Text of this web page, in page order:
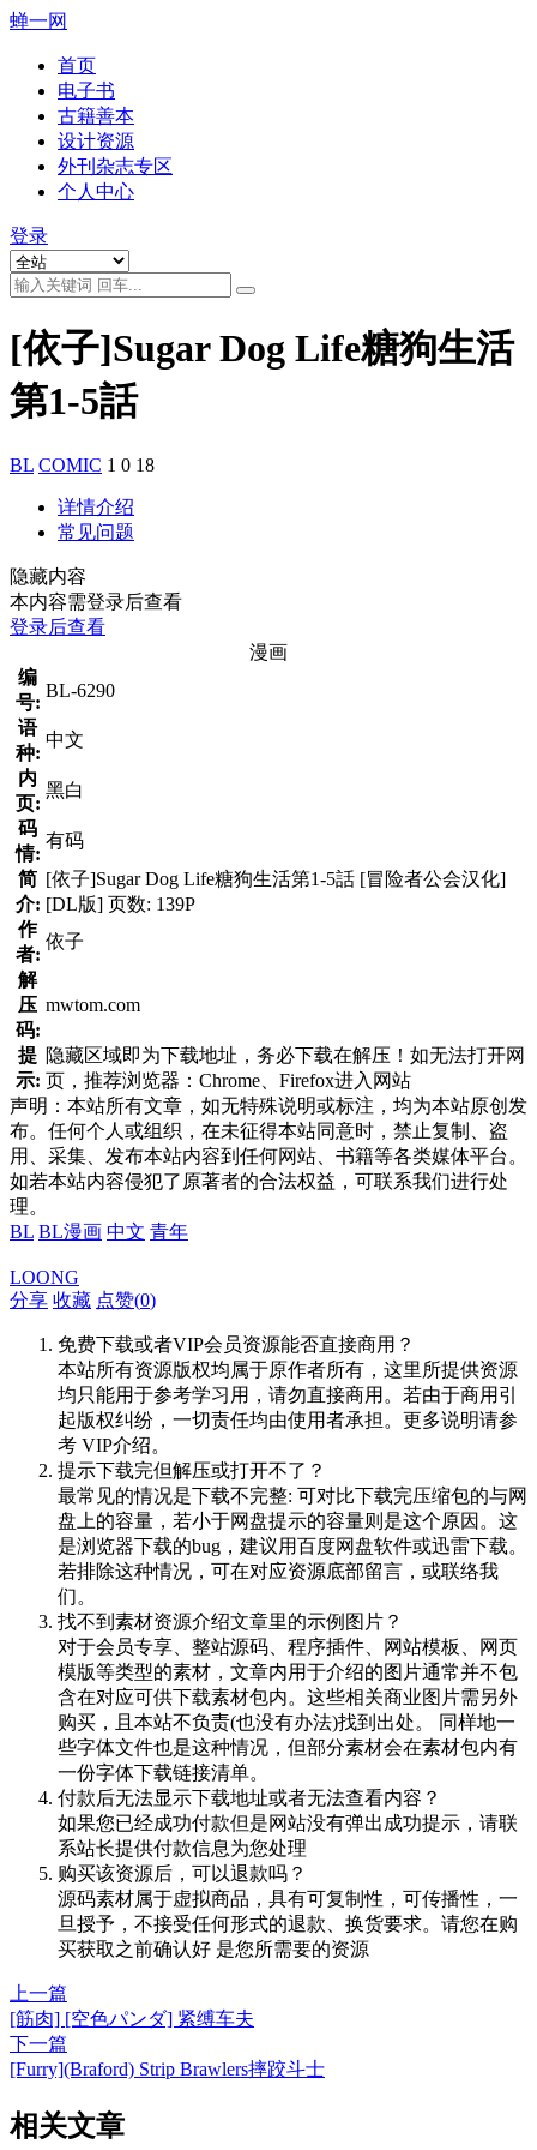
蝉一网
首页
电子书
古籍善本
设计资源
外刊杂志专区
个人中心
登录
[依子]Sugar Dog Life糖狗生活
第1-5話
BL COMIC 1 0 18
详情介绍
常见问题
隐藏内容
本内容需登录后查看
登录后查看
漫画
编
号:
BL-6290
语
种:
中文
内
页:
黑白
码
情:
有码
简
介:
[依子]Sugar Dog Life糖狗生活第1-5話 [冒险者公会汉化]
[DL版] 页数: 139P
作
者:
依子
解
压
码:
mwtom.com
提
示:
隐藏区域即为下载地址，务必下载在解压！如无法打开网
页，推荐浏览器：Chrome、Firefox进入网站
声明：本站所有文章，如无特殊说明或标注，均为本站原创发
布。任何个人或组织，在未征得本站同意时，禁止复制、盗
用、采集、发布本站内容到任何网站、书籍等各类媒体平台。
如若本站内容侵犯了原著者的合法权益，可联系我们进行处
理。
BL BL漫画 中文 青年
LOONG
分享 收藏 点赞(0)
免费下载或者VIP会员资源能否直接商用？
本站所有资源版权均属于原作者所有，这里所提供资源
均只能用于参考学习用，请勿直接商用。若由于商用引
起版权纠纷，一切责任均由使用者承担。更多说明请参
考 VIP介绍。
提示下载完但解压或打开不了？
最常见的情况是下载不完整: 可对比下载完压缩包的与网
盘上的容量，若小于网盘提示的容量则是这个原因。这
是浏览器下载的bug，建议用百度网盘软件或迅雷下载。
若排除这种情况，可在对应资源底部留言，或联络我
们。
找不到素材资源介绍文章里的示例图片？
对于会员专享、整站源码、程序插件、网站模板、网页
模版等类型的素材，文章内用于介绍的图片通常并不包
含在对应可供下载素材包内。这些相关商业图片需另外
购买，且本站不负责(也没有办法)找到出处。 同样地一
些字体文件也是这种情况，但部分素材会在素材包内有
一份字体下载链接清单。
付款后无法显示下载地址或者无法查看内容？
如果您已经成功付款但是网站没有弹出成功提示，请联
系站长提供付款信息为您处理
购买该资源后，可以退款吗？
源码素材属于虚拟商品，具有可复制性，可传播性，一
旦授予，不接受任何形式的退款、换货要求。请您在购
买获取之前确认好 是您所需要的资源
上一篇
[筋肉] [空色パンダ] 紧缚车夫
下一篇
[Furry](Braford) Strip Brawlers摔跤斗士
相关文章